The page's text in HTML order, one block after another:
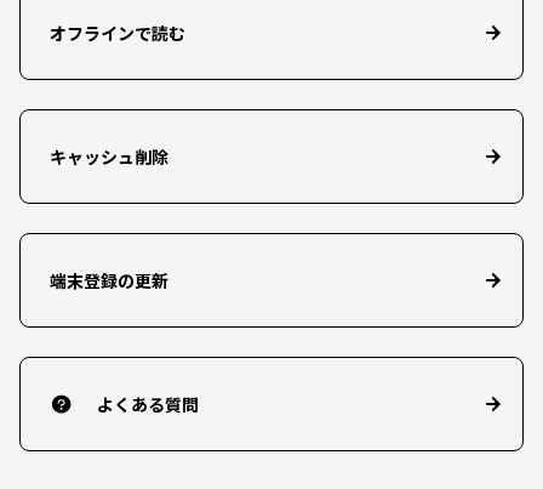
オフラインで読む
キャッシュ削除
端末登録の更新
よくある質問